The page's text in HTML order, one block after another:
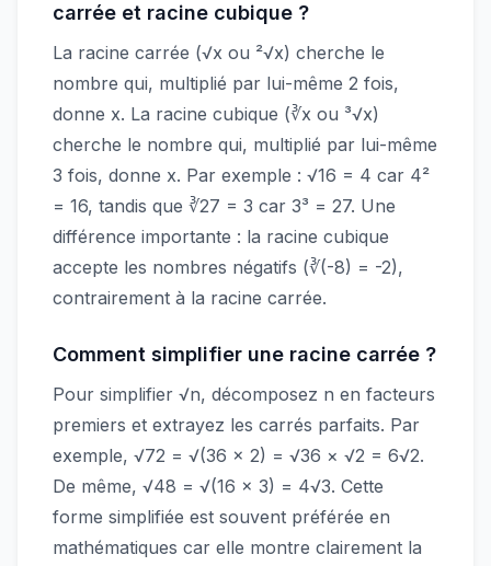
carrée et racine cubique ?
La racine carrée (√x ou ²√x) cherche le
nombre qui, multiplié par lui-même 2 fois,
donne x. La racine cubique (∛x ou ³√x)
cherche le nombre qui, multiplié par lui-même
3 fois, donne x. Par exemple : √16 = 4 car 4²
= 16, tandis que ∛27 = 3 car 3³ = 27. Une
différence importante : la racine cubique
accepte les nombres négatifs (∛(-8) = -2),
contrairement à la racine carrée.
Comment simplifier une racine carrée ?
Pour simplifier √n, décomposez n en facteurs
premiers et extrayez les carrés parfaits. Par
exemple, √72 = √(36 × 2) = √36 × √2 = 6√2.
De même, √48 = √(16 × 3) = 4√3. Cette
forme simplifiée est souvent préférée en
mathématiques car elle montre clairement la